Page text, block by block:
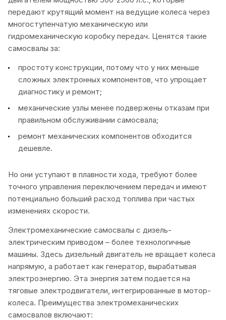
передают крутящий момент на ведущие колеса через
многоступенчатую механическую или
гидромеханическую коробку передач. Ценятся такие
самосвалы за:
простоту конструкции, потому что у них меньше
сложных электронных компонентов, что упрощает
диагностику и ремонт;
механические узлы менее подвержены отказам при
правильном обслуживании самосвала;
ремонт механических компонентов обходится
дешевле.
Но они уступают в плавности хода, требуют более
точного управления переключением передач и имеют
потенциально больший расход топлива при частых
изменениях скорости.
Электромеханические самосвалы с дизель-
электрическим приводом – более технологичные
машины. Здесь дизельный двигатель не вращает колеса
напрямую, а работает как генератор, вырабатывая
электроэнергию. Эта энергия затем подается на
тяговые электродвигатели, интегрированные в мотор-
колеса. Преимущества электромеханических
самосвалов включают: